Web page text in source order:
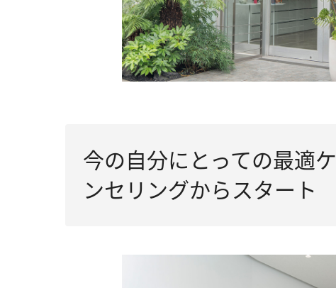
今の自分にとっての最適
ンセリングからスタート